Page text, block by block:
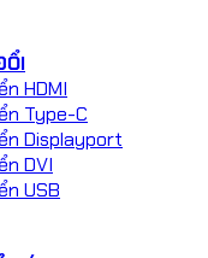
HDMI
Type-C
Displayport
DVI
USB